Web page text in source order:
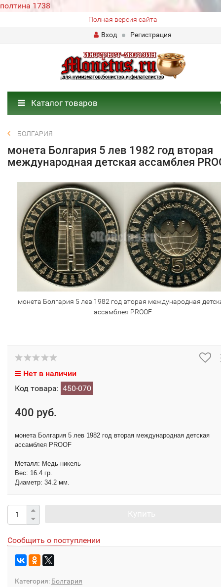
полтина 1738
Полная версия сайта
Вход
Регистрация
Каталог товаров
БОЛГАРИЯ
монета Болгария 5 лев 1982 год вторая
международная детская ассамблея
монета Болгария 5 лев 1982 год вторая международная
ассамблея PROOF
Нет в наличии
Код товара: 450-070
400 руб.
монета Болгария 5 лев 1982 год вторая международная детская
ассамблея PROOF
Металл: Медь-никель
Вес: 16.4 гр.
Диаметр: 34.2 мм.
Сообщить о поступлении
Категория: Болгария